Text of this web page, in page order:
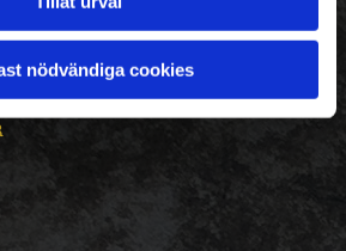
nödvändiga cookies